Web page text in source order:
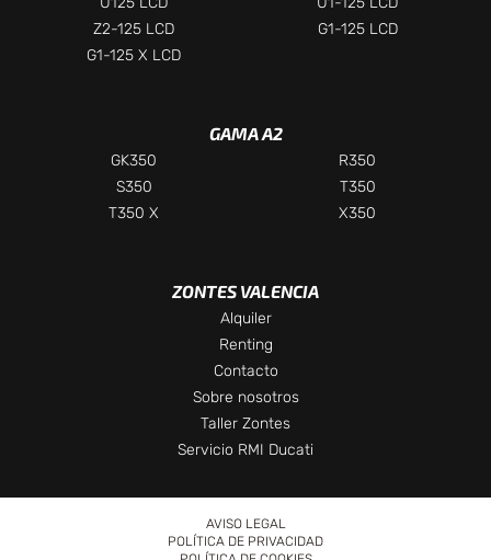
Chatea con nosotros
Selecciona el departamento
Te responderemos lo antes posible
Z2-125 LCD
G1-125 LCD
G1-125 X LCD
GAMA A2
GK350
R350
S350
T350
T350 X
X350
ZONTES VALENCIA
Alquiler
Renting
Contacto
Sobre nosotros
Taller Zontes
Servicio RMI Ducati
AVISO LEGAL
POLÍTICA DE PRIVACIDAD